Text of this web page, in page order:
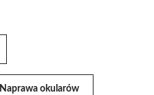
Naprawa okularów